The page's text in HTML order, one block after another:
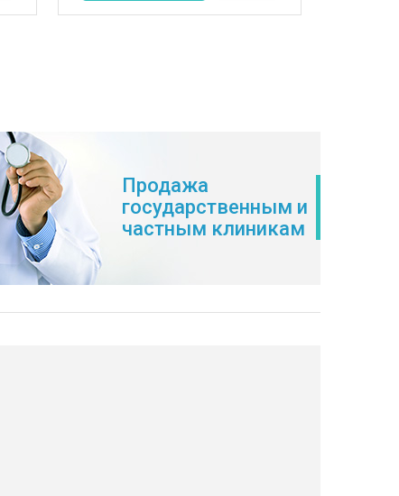
Продажа
государственным и
частным клиникам